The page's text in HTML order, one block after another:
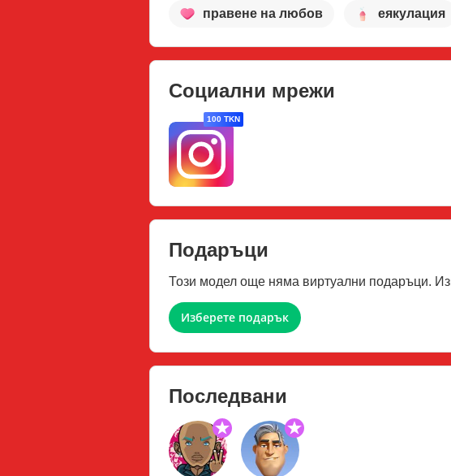
правене на любов еякулация
Социални мрежи
100 TKN
Подаръци
Този модел още няма виртуални подаръци.
Изберете подарък
Последвани